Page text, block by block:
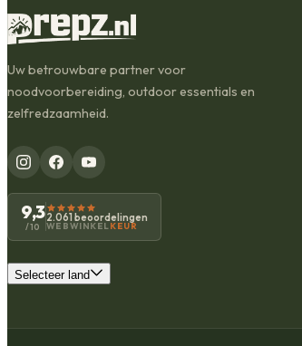
Uw betrouwbare partner voor
noodvoorbereiding, outdoor essentials en
zelfredzaamheid.
9,3
/10
2.061 beoordelingen
WEBWINKEL KEUR
Selecteer land